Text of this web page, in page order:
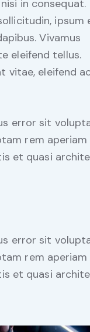
in consequat.
ipsum
Vivamus
eleifend tellus.
vitae, eleifend
error sit
rem aperiam
et quasi
error sit
rem aperiam
et quasi